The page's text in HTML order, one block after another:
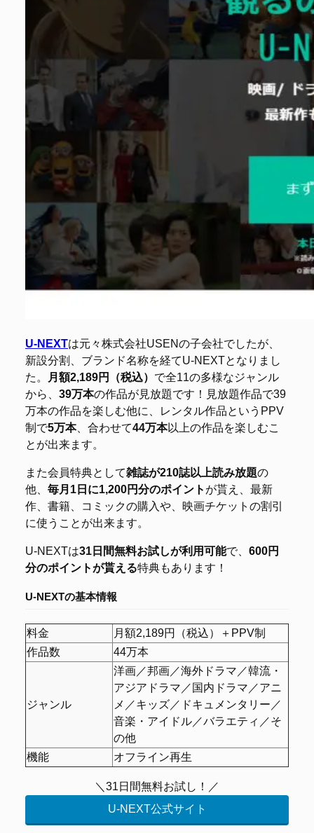
U-NEXTは元々株式会社USENの子会社でしたが、
新設分割、ブランド名称を経てU-NEXTとなりまし
た。
月額2,189円（税込） で全11の多様なジャンル
から、 39万本の作品が見放題です！見放題作品で39
万本の作品を楽しむ他に、レンタル作品というPPV
制で5万本、合わせて44万本以上の作品を楽しむこ
とが出来ます。
また会員特典として雑誌が210誌以上読み放題の
他、 毎月1日に1,200円分のポイント が貰え、最新
作、書籍、コミックの購入や、映画チケットの割引
に使うことが出来ます。
U-NEXTは31日間無料お試しが利用可能で、 600円
分のポイントが貰える特典もあります！
U-NEXTの基本情報
料金
月額2,189円（税込）＋PPV制
作品数
44万本
ジャンル
洋画／邦画／海外ドラマ／韓流・
アジアドラマ／国内ドラマ／アニ
メ／キッズ／ドキュメンタリー／
音楽・アイドル／バラエティ／そ
の他
機能
オフライン再生
＼31日間無料お試し！／
U-NEXT公式サイト